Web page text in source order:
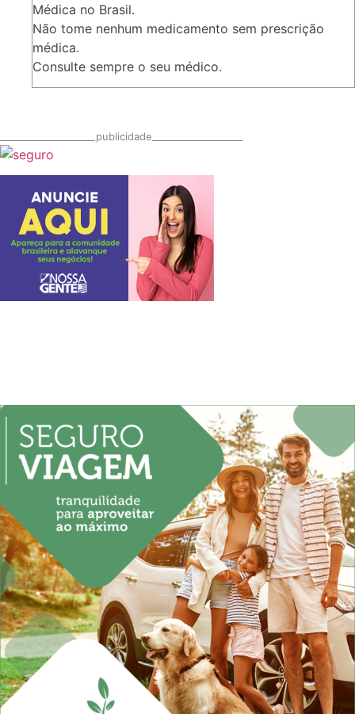
Médica no Brasil.
Não tome nenhum medicamento sem prescrição
médica.
Consulte sempre o seu médico.
____________________publicidade___________________